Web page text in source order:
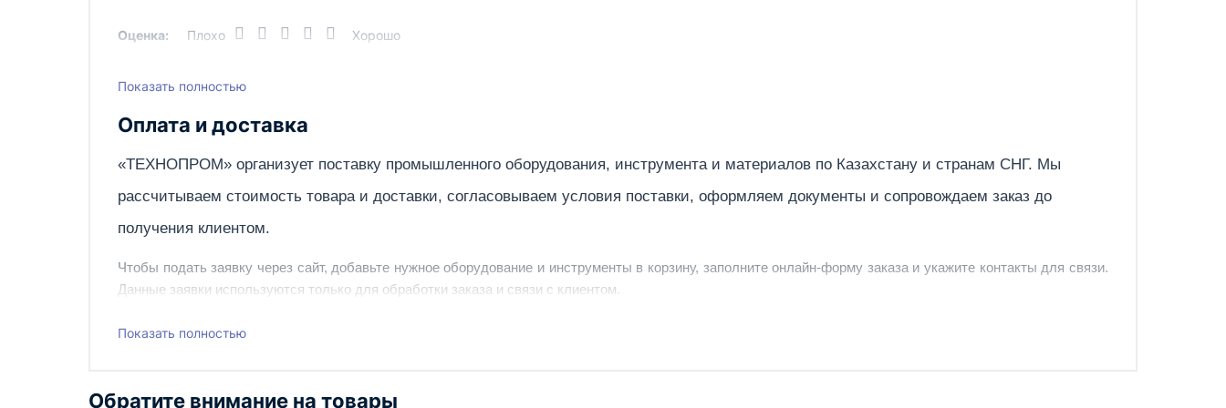
Оценка: Плохо Хорошо
Написать отзыв
Показать полностью
Оплата и доставка
«ТЕХНОПРОМ» организует поставку промышленного оборудования, инструмента и материалов по Казахстану и странам СНГ. Мы
рассчитываем стоимость товара и доставки, согласовываем условия поставки, оформляем документы и сопровождаем заказ до
получения клиентом.
Чтобы подать заявку через сайт, добавьте нужное оборудование и инструменты в корзину, заполните онлайн-форму заказа и укажите контакты для связи.
Данные заявки используются только для обработки заказа и связи с клиентом.
Наш сотрудник свяжется с вами, чтобы подтвердить заявку, уточнить детали, рассчитать стоимость поставки и предложить удобный вариант доставки.
Показать полностью
Обратите внимание на товары